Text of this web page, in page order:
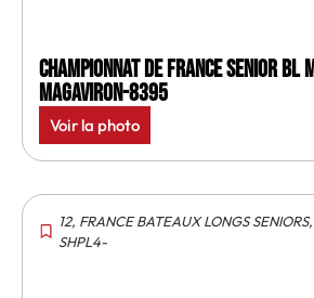
Championnat de France senior BL
MagAviron-8395
Voir la photo
12, FRANCE BATEAUX LONGS SENIORS,
SHPL4-